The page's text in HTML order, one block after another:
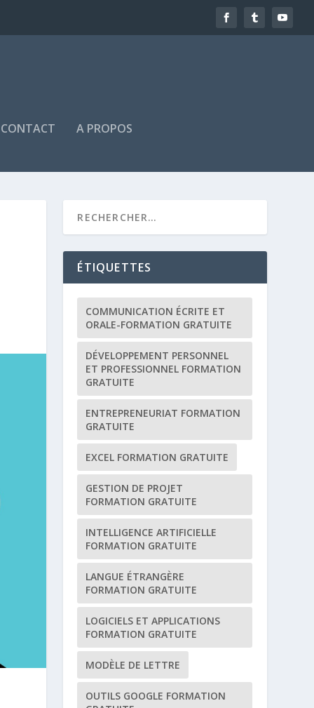
CONTACT A PROPOS
ÉTIQUETTES
COMMUNICATION ÉCRITE ET
ORALE-FORMATION GRATUITE
DÉVELOPPEMENT PERSONNEL
ET PROFESSIONNEL FORMATION
GRATUITE
ENTREPRENEURIAT FORMATION
GRATUITE
EXCEL FORMATION GRATUITE
GESTION DE PROJET
FORMATION GRATUITE
INTELLIGENCE ARTIFICIELLE
FORMATION GRATUITE
LANGUE ÉTRANGÈRE
FORMATION GRATUITE
LOGICIELS ET APPLICATIONS
FORMATION GRATUITE
MODÈLE DE LETTRE
OUTILS GOOGLE FORMATION